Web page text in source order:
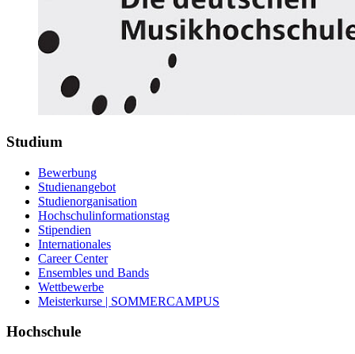
Studium
Bewerbung
Studienangebot
Studienorganisation
Hochschulinformationstag
Stipendien
Internationales
Career Center
Ensembles und Bands
Wettbewerbe
Meisterkurse | SOMMERCAMPUS
Hochschule